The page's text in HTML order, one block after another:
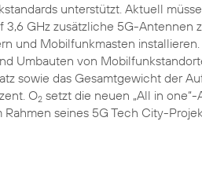
unterstützt. Aktuell
3,6 GHz zusätzliche 5G-Antennen
und Mobilfunkmasten installieren.
Umbauten von
sowie das Gesamtgewicht der
O2 setzt die neuen „All in
Rahmen seines 5G Tech City-